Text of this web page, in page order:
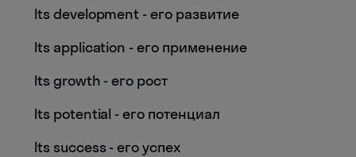
Its development - его развитие
Its application - его применение
Its growth - его рост
Its potential - его потенциал
Its success - его успех